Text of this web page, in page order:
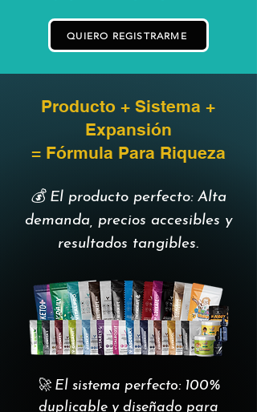
QUIERO REGISTRARME
Producto + Sistema +
Expansión
= Fórmula Para Riqueza
💰 El producto perfecto: Alta
demanda, precios accesibles y
resultados tangibles.
🚀 El sistema perfecto: 100%
duplicable y diseñado para